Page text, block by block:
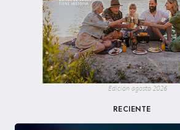
Edición agosto 2026
RECIENTE